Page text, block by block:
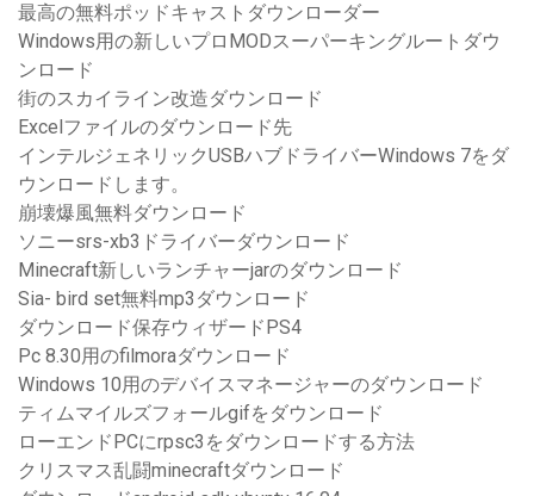
最高の無料ポッドキャストダウンローダー
Windows用の新しいプロMODスーパーキングルートダウ
ンロード
街のスカイライン改造ダウンロード
Excelファイルのダウンロード先
インテルジェネリックUSBハブドライバーWindows 7をダ
ウンロードします。
崩壊爆風無料ダウンロード
ソニーsrs-xb3ドライバーダウンロード
Minecraft新しいランチャーjarのダウンロード
Sia- bird set無料mp3ダウンロード
ダウンロード保存ウィザードPS4
Pc 8.30用のfilmoraダウンロード
Windows 10用のデバイスマネージャーのダウンロード
ティムマイルズフォールgifをダウンロード
ローエンドPCにrpsc3をダウンロードする方法
クリスマス乱闘minecraftダウンロード